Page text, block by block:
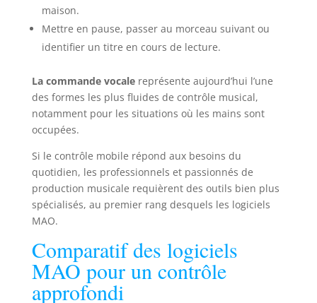
maison.
Mettre en pause, passer au morceau suivant ou
identifier un titre en cours de lecture.
La commande vocalereprésente aujourd’hui l’une
des formes les plus fluides de contrôle musical,
notamment pour les situations où les mains sont
occupées.
Si le contrôle mobile répond aux besoins du
quotidien, les professionnels et passionnés de
production musicale requièrent des outils bien plus
spécialisés, au premier rang desquels les logiciels
MAO.
Comparatif des logiciels
MAO pour un contrôle
approfondi